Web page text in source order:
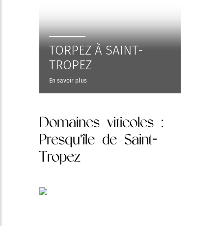
TORPEZ À SAINT-
TROPEZ
En savoir plus
Domaines viticoles :
Presqu'île de Saint-
Tropez